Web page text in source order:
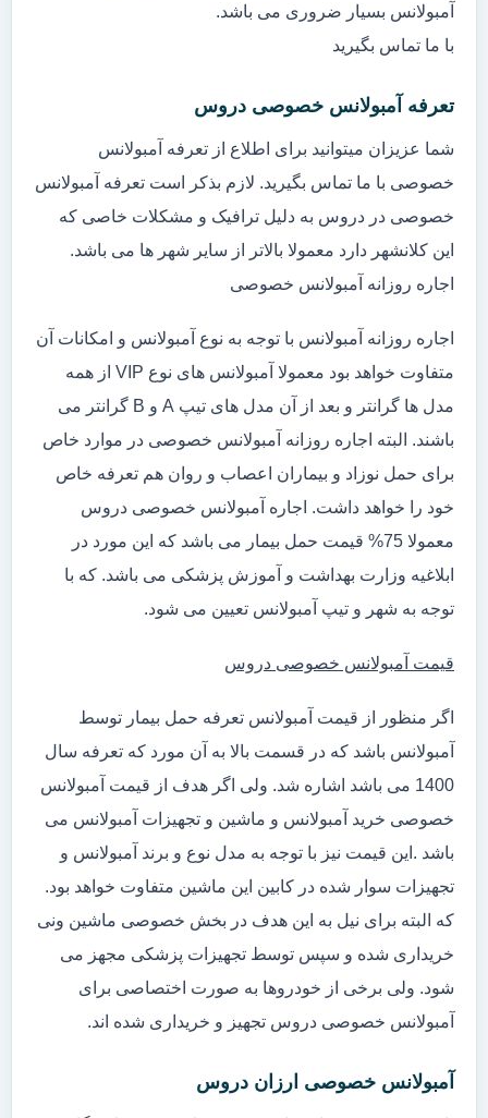
آمبولانس بسیار ضروری می باشد.
با ما تماس بگیرید
تعرفه آمبولانس خصوصی دروس
شما عزیزان میتوانید برای اطلاع از تعرفه آمبولانس
خصوصی با ما تماس بگیرید. لازم بذکر است تعرفه آمبولانس
خصوصی در دروس به دلیل ترافیک و مشکلات خاصی که
این کلانشهر دارد معمولا بالاتر از سایر شهر ها می باشد.
اجاره روزانه آمبولانس خصوصی
اجاره روزانه آمبولانس با توجه به نوع آمبولانس و امکانات آن
متفاوت خواهد بود معمولا آمبولانس های نوع VIP از همه
مدل ها گرانتر و بعد از آن مدل های تیپ A و B گرانتر می
باشند. البته اجاره روزانه آمبولانس خصوصی در موارد خاص
برای حمل نوزاد و بیماران اعصاب و روان هم تعرفه خاص
خود را خواهد داشت. اجاره آمبولانس خصوصی دروس
معمولا 75% قیمت حمل بیمار می باشد که این مورد در
ابلاغیه وزارت بهداشت و آموزش پزشکی می باشد. که با
توجه به شهر و تیپ آمبولانس تعیین می شود.
قیمت آمبولانس خصوصی دروس
اگر منظور از قیمت آمبولانس تعرفه حمل بیمار توسط
آمبولانس باشد که در قسمت بالا به آن مورد که تعرفه سال
1400 می باشد اشاره شد. ولی اگر هدف از قیمت آمبولانس
خصوصی خرید آمبولانس و ماشین و تجهیزات آمبولانس می
باشد .این قیمت نیز با توجه به مدل نوع و برند آمبولانس و
تجهیزات سوار شده در کابین این ماشین متفاوت خواهد بود.
که البته برای نیل به این هدف در بخش خصوصی ماشین ونی
خریداری شده و سپس توسط تجهیزات پزشکی مجهز می
شود. ولی برخی از خودروها به صورت اختصاصی برای
آمبولانس خصوصی دروس تجهیز و خریداری شده اند.
آمبولانس خصوصی ارزان دروس